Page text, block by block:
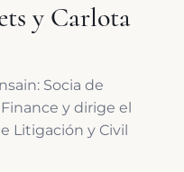
y Carlota
Socia de
y dirige el
Litigación y Civil